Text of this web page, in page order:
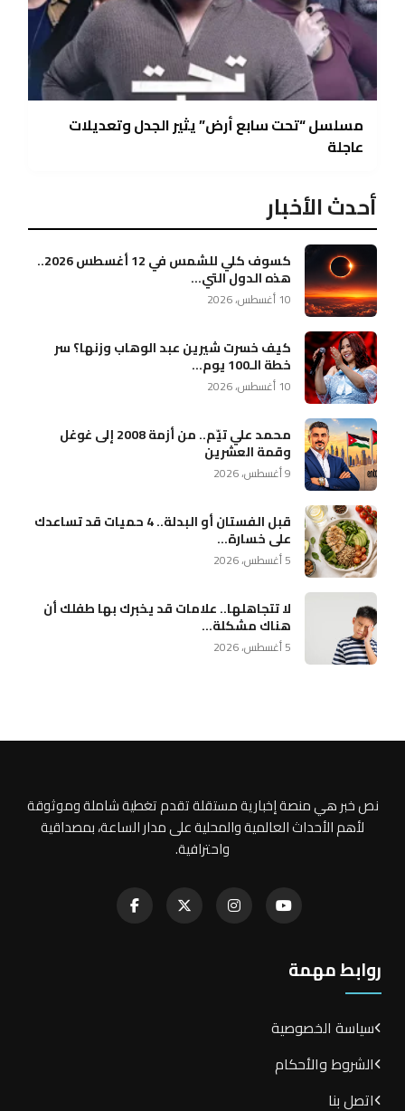
مسلسل “تحت سابع أرض” يثير الجدل وتعديلات
عاجلة
أحدث الأخبار
كسوف كلي للشمس في 12 أغسطس 2026..
هذه الدول التي...
10 أغسطس، 2026
كيف خسرت شيرين عبد الوهاب وزنها؟ سر
خطة الـ100 يوم...
10 أغسطس، 2026
محمد علي تيّم.. من أزمة 2008 إلى غوغل
وقمة العشرين
9 أغسطس، 2026
قبل الفستان أو البدلة.. 4 حميات قد تساعدك
على خسارة...
5 أغسطس، 2026
لا تتجاهلها.. علامات قد يخبرك بها طفلك أن
هناك مشكلة...
5 أغسطس، 2026
نص خبر هي منصة إخبارية مستقلة تقدم تغطية شاملة وموثوقة
لأهم الأحداث العالمية والمحلية على مدار الساعة، بمصداقية
واحترافية.
روابط مهمة
سياسة الخصوصية
الشروط والأحكام
اتصل بنا